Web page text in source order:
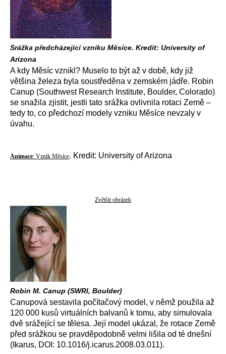
Srážka předcházející vzniku Měsíce. Kredit: University of
Arizona
A kdy Měsíc vznikl? Muselo to být až v době, kdy již
většina železa byla soustředěna v zemském jádře. Robin
Canup (Southwest Research Institute, Boulder, Colorado)
se snažila zjistit, jestli tato srážka ovlivnila rotaci Země –
tedy to, co předchozí modely vzniku Měsíce nevzaly v
úvahu.
Animace: Vznik Měsíce. Kredit: University of Arizona
Zvětšit obrázek
Robin M. Canup (SWRI, Boulder)
Canupová sestavila počítačový model, v němž použila až
120 000 kusů virtuálních balvanů k tomu, aby simulovala
dvě srážející se tělesa. Její model ukázal, že rotace Země
před srážkou se pravděpodobně velmi lišila od té dnešní
(Ikarus, DOI: 10.1016/j.icarus.2008.03.011).